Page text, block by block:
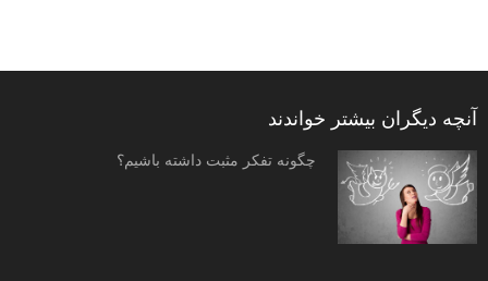
آنچه دیگران بیشتر خواندند
چگونه تفکر مثبت داشته باشیم؟